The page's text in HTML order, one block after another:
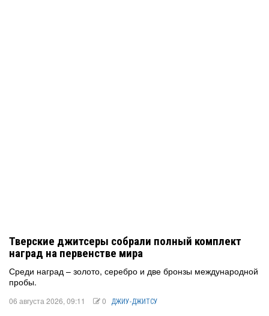
Тверские джитсеры собрали полный комплект
наград на первенстве мира
Среди наград – золото, серебро и две бронзы международной
пробы.
06 августа 2026, 09:11 0 ДЖИУ-ДЖИТСУ